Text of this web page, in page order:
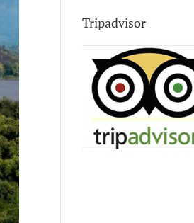
Tripadvisor